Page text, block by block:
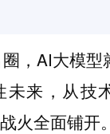
，AI大模
未来，从技
火全面铺开。